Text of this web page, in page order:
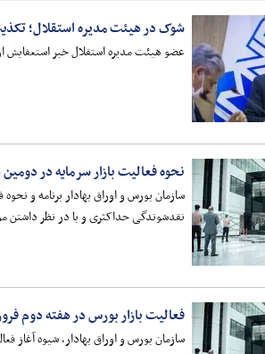
شوک در هیئت مدیره استقلال؛
عضو هیئت مدیره استقلال خبر استعفایش
نحوه فعالیت بازار سرمایه در دومین
نقدشوندگی حداکثری و با در نظر داشتن
فعالیت بازار بورس در هفته دوم